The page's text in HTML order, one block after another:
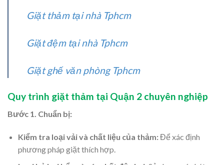
Giặt thảm tại nhà Tphcm
Giặt đệm tại nhà Tphcm
Giặt ghế văn phòng Tphcm
Quy trình giặt thảm tại Quận 2 chuyên nghiệp
Bước 1. Chuẩn bị:
Kiểm tra loại vải và chất liệu của thảm:Để xác định
phương pháp giặt thích hợp.